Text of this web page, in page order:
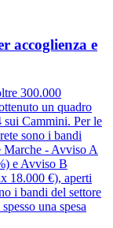
accoglienza e
300.000
un quadro
Cammini. Per le
sono i bandi
- Avviso A
e Avviso B
18.000 €), aperti
i bandi del settore
una spesa